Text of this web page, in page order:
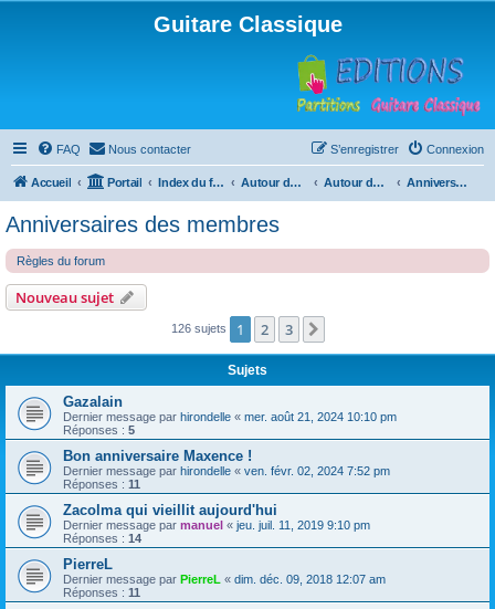
Guitare Classique
FAQ Nous contacter Connexion
S’enregistrer
Accueil Portail Index du forum Autour de la machine à café Autour de la machine à café Anniversaires des membres
Anniversaires des membres
Règles du forum
Nouveau sujet
126 sujets 1 2 3
Sujets
Gazalain
Dernier message par hirondelle « mer. août 21, 2024 10:10 pm
Réponses : 5
Bon anniversaire Maxence !
Dernier message par hirondelle « ven. févr. 02, 2024 7:52 pm
Réponses : 11
Zacolma qui vieillit aujourd'hui
Dernier message par manuel « jeu. juil. 11, 2019 9:10 pm
Réponses : 14
PierreL
Dernier message par PierreL « dim. déc. 09, 2018 12:07 am
Réponses : 11